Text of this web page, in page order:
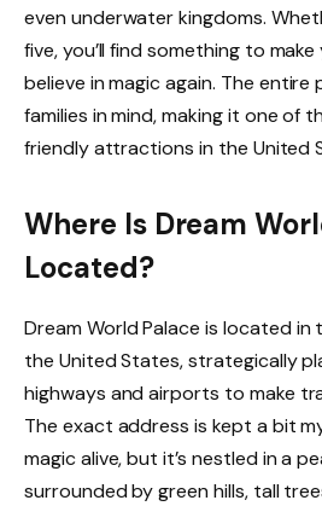
even underwater kingdoms.
five, you’ll find something to make
believe in magic again. The entire
families in mind, making it one of
friendly attractions in the United
Where Is Dream
Located?
Dream World Palace is located
the United States, strategically
highways and airports to make
The exact address is kept a bit
magic alive, but it’s nestled in a
surrounded by green hills, tall